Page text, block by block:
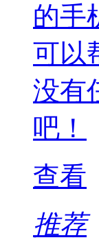
的手
可以
没有
吧！
查看
推荐